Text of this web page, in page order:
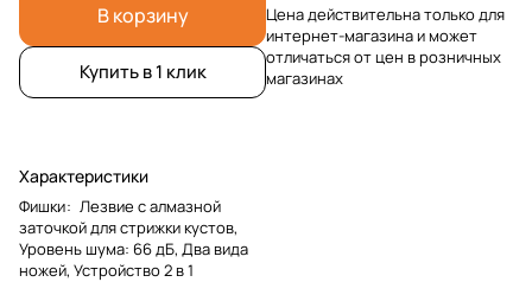
В корзину
Купить в 1 клик
Характеристики
Фишки: Лезвие с алмазной
заточкой для стрижки кустов,
Уровень шума: 66 дБ, Два вида
ножей, Устройство 2 в 1
Цена действительна только для
интернет-магазина и может
отличаться от цен в розничных
магазинах